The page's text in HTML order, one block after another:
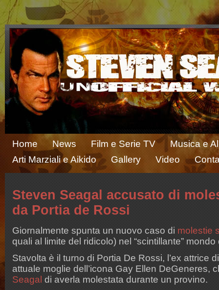
Home News Film e Serie TV
Musica e
Arti Marziali e Aikido
Gallery Video
Steven Seagal accusato di
da Portia de Rossi
Giornalmente spunta un nuovo caso di molestie
quali al limite del ridicolo) nel “scintillante”
Stavolta è il turno di Portia De Rossi, l’ex attrice di
attuale moglie dell’icona Gay Ellen DeGeneres,
Seagal di averla molestata durante un provino.